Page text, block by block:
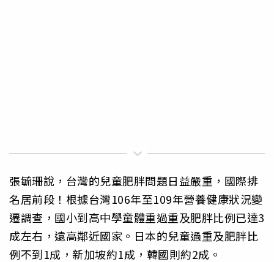
張毓珊說，台灣的兒童肥胖問題日益嚴重，國際排
名居前段！根據台灣106年至109年營養健康狀況變
遷調查，國小到高中學童體重過重及肥胖比例已達3
成左右，遠高鄰近國家。日本的兒童過重及肥胖比
例不到1成，新加坡約1成，韓國則約2成。